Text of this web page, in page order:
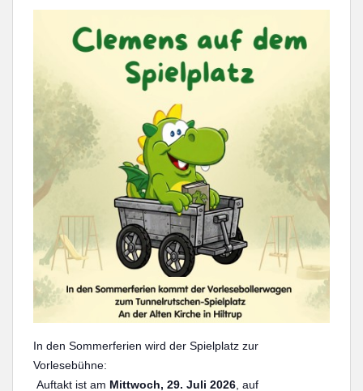
In den Sommerferien wird der Spielplatz zur
Vorlesebühne:
Auftakt ist am Mittwoch, 29. Juli 2026 , auf